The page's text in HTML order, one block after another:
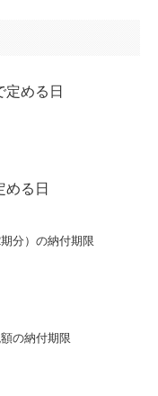
める日
める日
分）の納付期限
の納付期限